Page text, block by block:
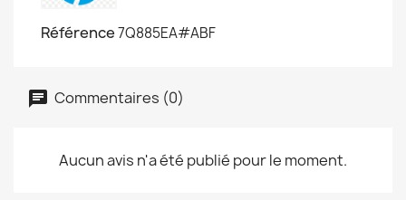
Référence7Q885EA#ABF
Commentaires (0)
Aucun avis n'a été publié pour le moment.